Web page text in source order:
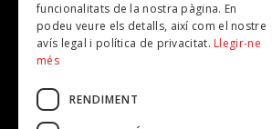
Correu electrònic*
Accepto lapolítica de privacitat
funcionalitats de la nostra pàgina. En
podeu veure els detalls, així com el nostre
avís legal i política de privacitat. Llegir-ne
més
RENDIMENT